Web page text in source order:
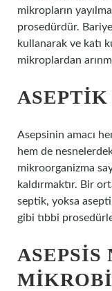
mikropların
prosedürdür.
kullanarak ve katı
mikroplardan
ASEPTIK
Asepsinin amacı
hem de
mikroorganizma
kaldırmaktır. Bir
septik, yoksa
gibi tıbbi
ASEPSIS